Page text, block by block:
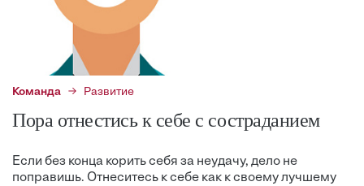
Команда Развитие
Пора отнестись к себе с состраданием
Если без конца корить себя за неудачу, дело не
поправишь. Отнеситесь к себе как к своему лучшему